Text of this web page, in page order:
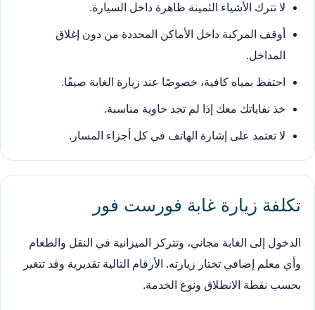
لا تترك الأشياء الثمينة ظاهرة داخل السيارة.
أوقف المركبة داخل الأماكن المحددة من دون إغلاق
المداخل.
احتفظ بمياه كافية، خصوصًا عند زيارة الغابة صيفًا.
خذ نفاياتك معك إذا لم تجد حاوية مناسبة.
لا تعتمد على إشارة الهاتف في كل أجزاء المسار.
تكلفة زيارة غابة فورست فور
الدخول إلى الغابة مجاني، وتتركز الميزانية في النقل والطعام
وأي معلم إضافي تختار زيارته. الأرقام التالية تقديرية وقد تتغير
بحسب نقطة الانطلاق ونوع الخدمة.